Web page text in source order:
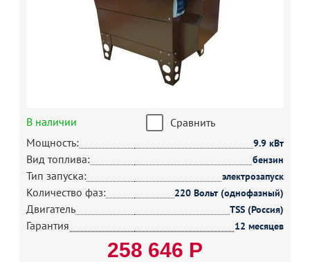
В наличии
Сравнить
Мощность:
9.9 кВт
Вид топлива: бензин
Тип запуска: электрозапуск
Количество фаз: 220 Вольт (однофазный)
Двигатель TSS (Россия)
Гарантия 12 месяцев
258 646 Р